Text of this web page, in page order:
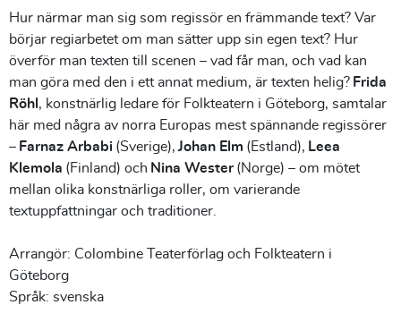
Hur närmar man sig som regissör en främmande text? Var
börjar regiarbetet om man sätter upp sin egen text? Hur
överför man texten till scenen – vad får man, och vad kan
man göra med den i ett annat medium, är texten helig? Frida
Röhl, konstnärlig ledare för Folkteatern i Göteborg, samtalar
här med några av norra Europas mest spännande regissörer
– Farnaz Arbabi (Sverige),Johan Elm (Estland), Leea
Klemola (Finland) och Nina Wester(Norge) – om mötet
mellan olika konstnärliga roller, om varierande
textuppfattningar och traditioner.
Arrangör: Colombine Teaterförlag och Folkteatern i
Göteborg
Språk: svenska